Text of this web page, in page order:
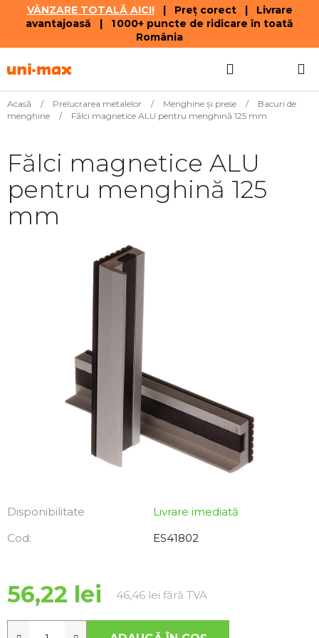
VÂNZARE TOTALĂ AICI!| Preț corect | Livrare
avantajoasă | 1 000+ puncte de ridicare în toată
România
la
DE
Acasă / Prelucrarea metalelor / Menghine şi prese /
Bacuri de
menghine
/ Fălci magnetice ALU pentru menghină 125 mm
Disponibilitate
Livrare imediată
Cod:
ES41802
56,22 lei 46,46 lei fără TVA
Fălci magnetice ALU
pentru menghină 125
mm